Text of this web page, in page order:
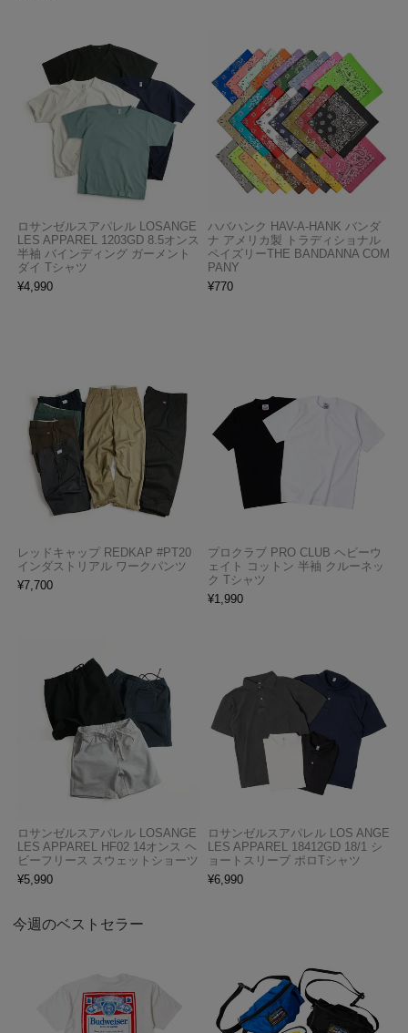
ロサンゼルスアパレル LOSANGE
LES APPAREL 1203GD 8.5オンス
半袖 バインディング ガーメント
ダイ Tシャツ
¥4,990
ハバハンク HAV-A-HANK バンダ
ナ アメリカ製 トラディショナル
ペイズリーTHE BANDANNA COM
PANY
¥770
レッドキャップ REDKAP #PT20
インダストリアル ワークパンツ
¥7,700
プロクラブ PRO CLUB ヘビーウ
ェイト コットン 半袖 クルーネッ
ク Tシャツ
¥1,990
ロサンゼルスアパレル LOSANGE
LES APPAREL HF02 14オンス ヘ
ビーフリース スウェットショーツ
¥5,990
ロサンゼルスアパレル LOS ANGE
LES APPAREL 18412GD 18/1 シ
ョートスリーブ ポロTシャツ
¥6,990
今週のベストセラー